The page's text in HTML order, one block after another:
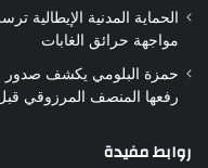
الحماية المدنية الإيطالية
مواجهة حرائق الغابات
حمزة البلومي يكشف صدور
رفعها المنصف المرزوقي قبل 12
روابط مفيدة